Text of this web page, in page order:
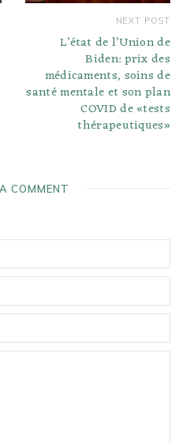
NEXT POST
L’état de l’Union de
Biden: prix des
médicaments, soins de
santé mentale et son plan
COVID de «tests
thérapeutiques»
COMMENT